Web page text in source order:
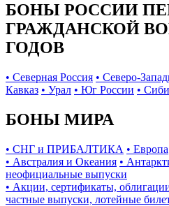
БОНЫ РОССИИ
ГРАЖДАНСКОЙ
ГОДОВ
• Северная Россия • Северо-
Кавказ • Урал • Юг России •
БОНЫ МИРА
• СНГ и ПРИБАЛТИКА • Европа
• Австралия и Океания •
неофициальные выпуски
• Акции, сертификаты,
частные выпуски, лотейные